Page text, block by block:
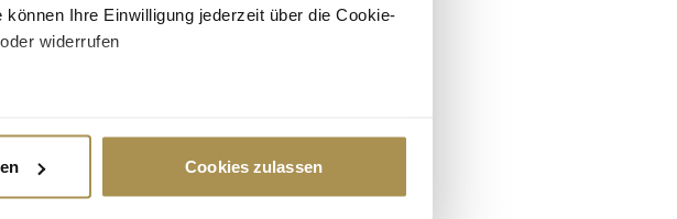
Ihre Einwilligung jederzeit über die Cookie-
widerrufen
und legen Sie Ihre Präferenzen im
Cookies zulassen